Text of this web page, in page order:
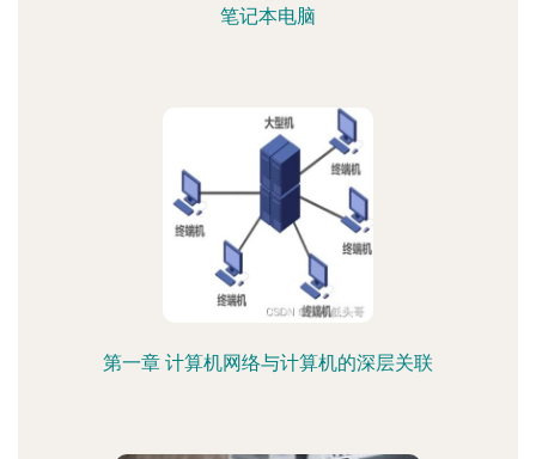
笔记本电脑
第一章 计算机网络与计算机的深层关联